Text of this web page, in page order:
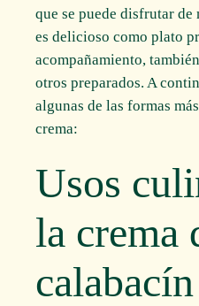
que se puede disfrutar
es delicioso como plato
acompañamiento,
otros preparados. A
algunas de las formas
crema:
Usos
la crema
calabacín